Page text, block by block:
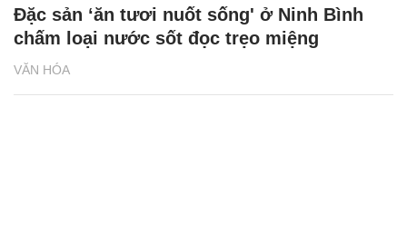
VĂN HÓA
Đặc sản ‘ăn tươi nuốt sống' ở Ninh Bình
chấm loại nước sốt đọc trẹo miệng